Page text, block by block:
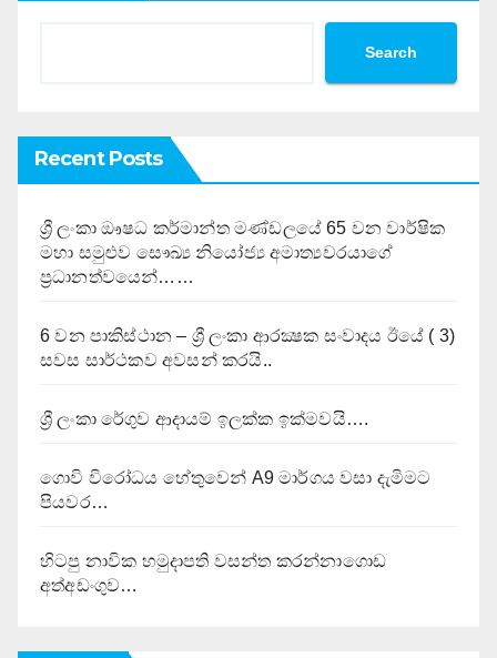
Search
Recent Posts
ශ්‍රී ලංකා ඖෂධ කර්මාන්ත මණ්ඩලයේ 65 වන වාර්ෂික
මහා සමුළුව සෞඛ්‍ය නියෝජ්‍ය අමාත්‍යවරයාගේ
ප්‍රධානත්වයෙන්……
6 වන පාකිස්ථාන – ශ්‍රී ලංකා ආරක්‍ෂක සංවාදය ඊයේ ( 3)
සවස සාර්ථකව අවසන් කරයි..
ශ්‍රී ලංකා රේගුව ආදායම් ඉලක්ක ඉක්මවයි….
ගොවි විරෝධය හේතුවෙන් A9 මාර්ගය වසා දැමිමට
පියවර…
හිටපු නාවික හමුදාපති වසන්ත කරන්නාගොඩ
අත්අඩංගුව…